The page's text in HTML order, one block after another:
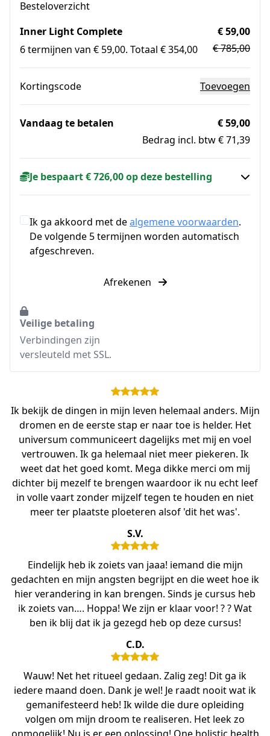
Besteloverzicht
Inner Light Complete
6 termijnen van € 59,00. Totaal € 354,00
€ 59,00
€ 785,00
Kortingscode Toevoegen
Vandaag te betalen
€ 59,00
Bedrag incl. btw € 71,39
Je bespaart € 726,00 op deze bestelling
Ik ga akkoord met dealgemene voorwaarden.
De volgende 5 termijnen worden automatisch
afgeschreven.
Afrekenen
Veilige betaling
Verbindingen zijn
versleuteld met SSL.
Ik bekijk de dingen in mijn leven helemaal anders. Mijn
dromen en de eerste stap er naar toe is helder. Het
universum communiceert dagelijks met mij en voel
vertrouwen. Ik ga helemaal niet meer piekeren. Ik
weet dat het goed komt. Mega dikke merci om mij
dichter bij mezelf te brengen waardoor ik nu echt leef
in volle vaart zonder mijzelf tegen te houden en niet
meer ter plaatste ploeteren alsof 'dit het was'.
S.V.
Eindelijk heb ik zoiets van jaaa! iemand die mijn
gedachten en mijn angsten begrijpt en die weet hoe ik
hier verandering in kan brengen. Sinds je cursus heb
ik zoiets van…. Hoppa! We zijn er klaar voor! ? ? Wat
ben ik blij dat ik ja gezegd heb op deze cursus!
C.D.
Wauw! Net het ritueel gedaan. Zalig zeg! Dit ga ik
iedere maand doen. Dank je wel! Je raadt nooit wat ik
gemanifesteerd heb! Ik wilde die dure opleiding
volgen om mijn droom te realiseren. Het leek zo